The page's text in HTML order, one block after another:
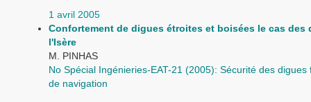
1 avril 2005
Confortement de digues étroites et boisées le cas des
l'Isère
M. PINHAS
No Spécial Ingénieries-EAT-21 (2005): Sécurité des digues
de navigation